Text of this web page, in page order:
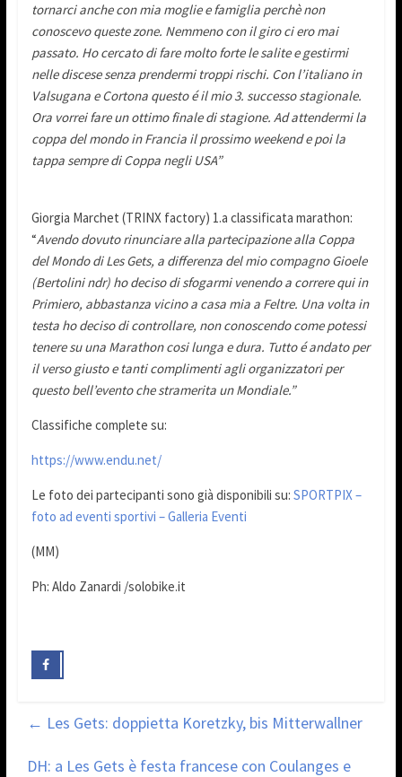
tornarci anche con mia moglie e famiglia perchè non
conoscevo queste zone. Nemmeno con il giro ci ero mai
passato. Ho cercato di fare molto forte le salite e gestirmi
nelle discese senza prendermi troppi rischi. Con l’italiano in
Valsugana e Cortona questo é il mio 3. successo stagionale.
Ora vorrei fare un ottimo finale di stagione. Ad attendermi la
coppa del mondo in Francia il prossimo weekend e poi la
tappa sempre di Coppa negli USA”
Giorgia Marchet (TRINX factory) 1.a classificata marathon:
“Avendo dovuto rinunciare alla partecipazione alla Coppa
del Mondo di Les Gets, a differenza del mio compagno Gioele
(Bertolini ndr) ho deciso di sfogarmi venendo a correre qui in
Primiero, abbastanza vicino a casa mia a Feltre. Una volta in
testa ho deciso di controllare, non conoscendo come potessi
tenere su una Marathon cosi lunga e dura. Tutto é andato per
il verso giusto e tanti complimenti agli organizzatori per
questo bell’evento che stramerita un Mondiale.”
Classifiche complete su:
https://www.endu.net/
Le foto dei partecipanti sono già disponibili su: SPORTPIX –
foto ad eventi sportivi – Galleria Eventi
(MM)
Ph: Aldo Zanardi /solobike.it
← Les Gets: doppietta Koretzky, bis Mitterwallner
DH: a Les Gets è festa francese con Coulanges e